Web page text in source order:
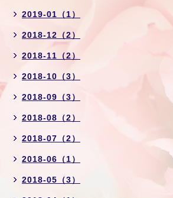
2019-01（1）
2018-12（2）
2018-11（2）
2018-10（3）
2018-09（3）
2018-08（2）
2018-07（2）
2018-06（1）
2018-05（3）